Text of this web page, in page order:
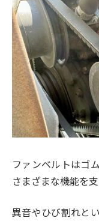
ファンベルトはゴ
さまざまな機能を
異音やひび割れと